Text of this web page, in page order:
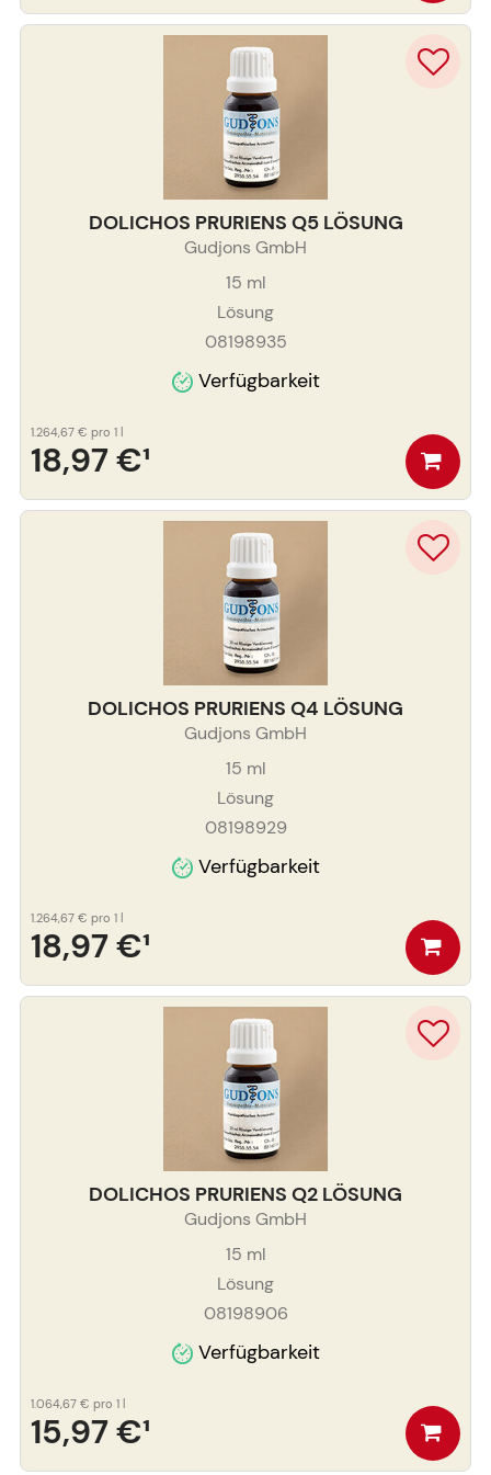
DOLICHOS PRURIENS Q5 LÖSUNG
Gudjons GmbH
15 ml
Lösung
08198935
Verfügbarkeit
18,97 €¹
1.264,67 € pro 1 l
DOLICHOS PRURIENS Q4 LÖSUNG
Gudjons GmbH
15 ml
Lösung
08198929
Verfügbarkeit
18,97 €¹
1.264,67 € pro 1 l
DOLICHOS PRURIENS Q2 LÖSUNG
Gudjons GmbH
15 ml
Lösung
08198906
Verfügbarkeit
15,97 €¹
1.064,67 € pro 1 l